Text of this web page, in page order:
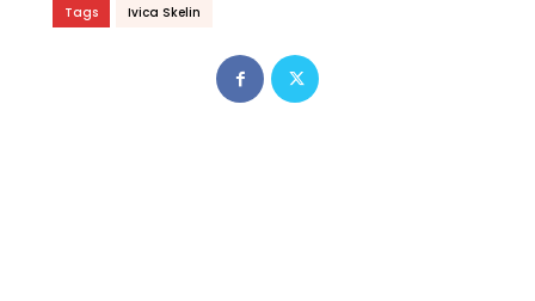
Tags Ivica Skelin